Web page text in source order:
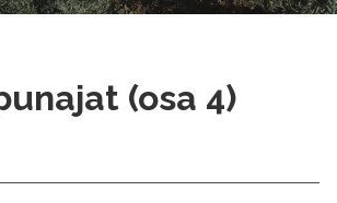
(osa 4)